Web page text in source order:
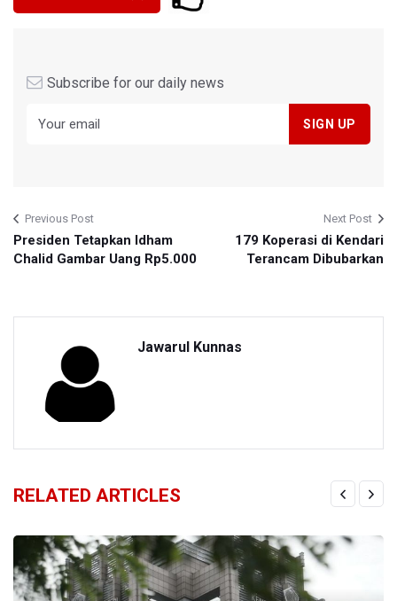
Subscribe for our daily news
Previous Post
Presiden Tetapkan Idham
Chalid Gambar Uang Rp5.000
Next Post
179 Koperasi di Kendari
Terancam Dibubarkan
Jawarul Kunnas
RELATED ARTICLES